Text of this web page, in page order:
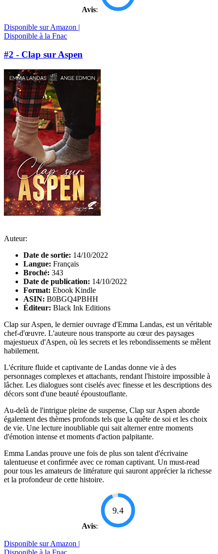
Avis:
Disponible sur Amazon |
Disponible à la Fnac
#2 - Clap sur Aspen
Auteur:
Date de sortie: 14/10/2022
Langue: Français
Broché: 343
Date de publication: 14/10/2022
Format: Ebook Kindle
ASIN: B0BGQ4PBHH
Éditeur: Black Ink Editions
Clap sur Aspen, le dernier ouvrage d'Emma Landas, est un véritable
chef-d'œuvre. L'auteure nous transporte au cœur des paysages
majestueux d'Aspen, où les secrets et les rebondissements se mêlent
habilement.
L'écriture fluide et captivante de Landas donne vie à des
personnages complexes et attachants, rendant l'histoire impossible à
lâcher. Les dialogues sont ciselés avec finesse et les descriptions des
décors sont d'une beauté époustouflante.
Au-delà de l'intrigue pleine de suspense, Clap sur Aspen aborde
également des thèmes profonds tels que la quête de soi et les choix
de vie. Une lecture inoubliable qui sait alterner entre moments
d'émotion intense et moments d'action palpitante.
Emma Landas prouve une fois de plus son talent d'écrivaine
talentueuse et confirmée avec ce roman captivant. Un must-read
pour tous les amateurs de littérature qui sauront apprécier la richesse
et la profondeur de cette histoire.
Avis:
9.4
Disponible sur Amazon |